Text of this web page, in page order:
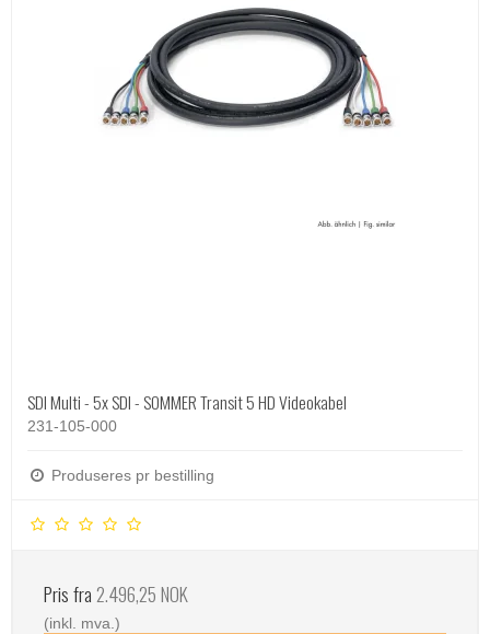
SDI Multi - 5x SDI - SOMMER Transit 5 HD Videokabel
231-105-000
Produseres pr bestilling
Pris fra2.496,25 NOK
(inkl. mva.)